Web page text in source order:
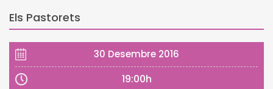
Els Pastorets
30 Desembre 2016
19:00h